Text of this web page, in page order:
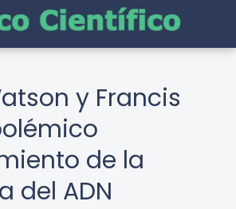
y Francis
de la
del ADN